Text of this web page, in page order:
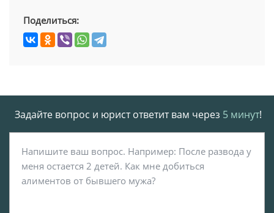
Поделиться:
Задайте вопрос и юрист ответит вам через 5 минут!